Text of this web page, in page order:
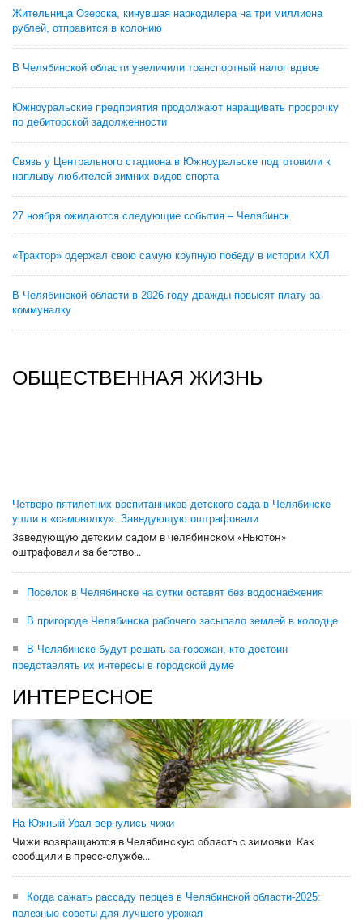
Жительница Озерска, кинувшая наркодилера на три миллиона
рублей, отправится в колонию
В Челябинской области увеличили транспортный налог вдвое
Южноуральские предприятия продолжают наращивать просрочку
по дебиторской задолженности
Связь у Центрального стадиона в Южноуральске подготовили к
наплыву любителей зимних видов спорта
27 ноября ожидаются следующие события – Челябинск
«Трактор» одержал свою самую крупную победу в истории КХЛ
В Челябинской области в 2026 году дважды повысят плату за
коммуналку
ОБЩЕСТВЕННАЯ ЖИЗНЬ
Четверо пятилетних воспитанников детского сада в Челябинске
ушли в «самоволку». Заведующую оштрафовали
Заведующую детским садом в челябинском «Ньютон»
оштрафовали за бегство...
Поселок в Челябинске на сутки оставят без водоснабжения
В пригороде Челябинска рабочего засыпало землей в колодце
В Челябинске будут решать за горожан, кто достоин
представлять их интересы в городской думе
ИНТЕРЕСНОЕ
На Южный Урал вернулись чижи
Чижи возвращаются в Челябинскую область с зимовки. Как
сообщили в пресс-службе...
Когда сажать рассаду перцев в Челябинской области-2025:
полезные советы для лучшего урожая